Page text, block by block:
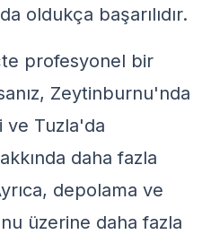
oldukça başarılıdır.
profesyonel bir
Zeytinburnu'nda
ve Tuzla'da
daha fazla
depolama ve
üzerine daha fazla